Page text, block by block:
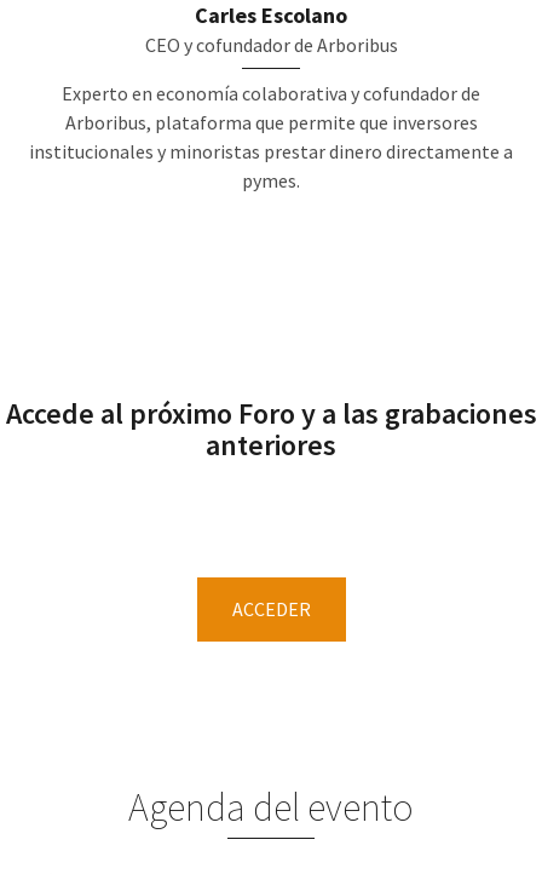
Carles Escolano
CEO y cofundador de Arboribus
Experto en economía colaborativa y cofundador de
Arboribus, plataforma que permite que inversores
institucionales y minoristas prestar dinero directamente a
pymes.
Accede al próximo Foro y a las grabaciones
anteriores
ACCEDER
Agenda del evento